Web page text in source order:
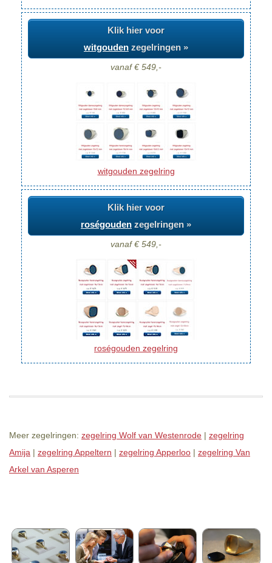
Klik hier voor
witgouden zegelringen »
vanaf € 549,-
witgouden zegelring
Klik hier voor
roségouden zegelringen »
vanaf € 549,-
roségouden zegelring
Meer zegelringen: zegelring Wolf van Westenrode | zegelring
Amija | zegelring Appeltern | zegelring Apperloo | zegelring Van
Arkel van Asperen